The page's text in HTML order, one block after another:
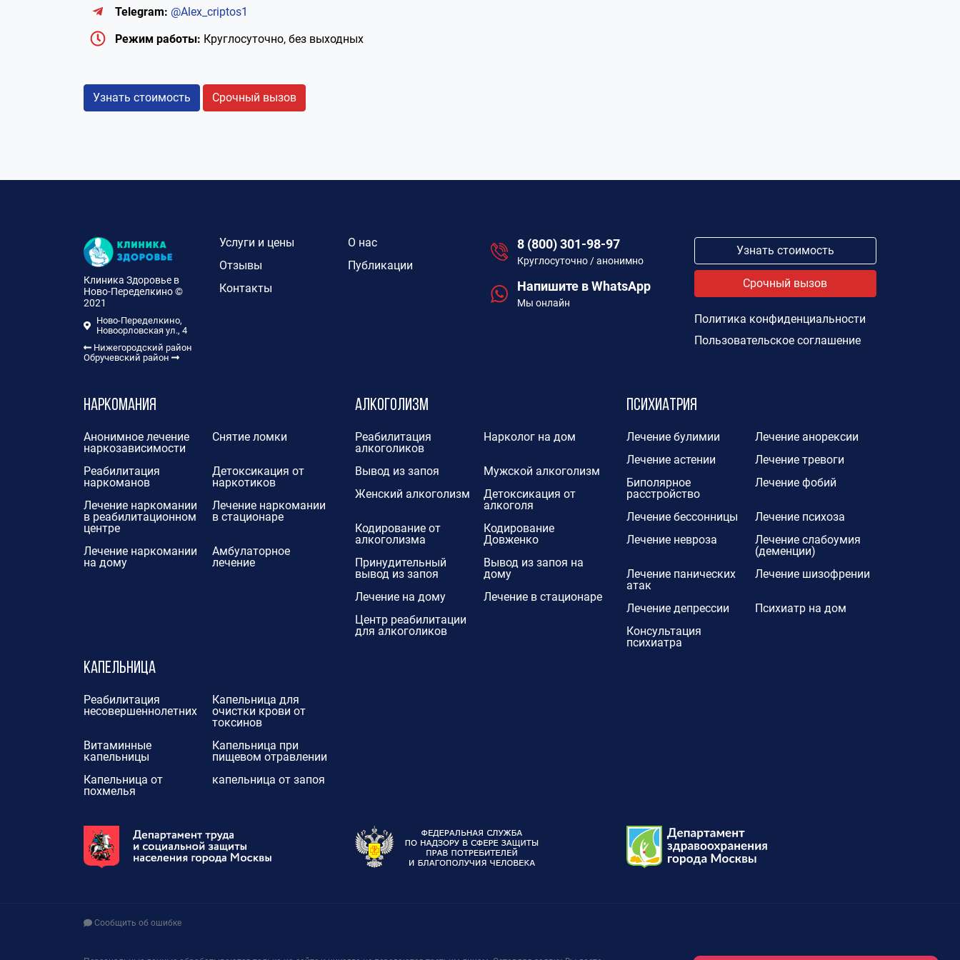
Telegram: @Alex_criptos1
Режим работы: Круглосуточно, без выходных
Узнать стоимость Срочный вызов
Клиника Здоровье в
Ново-Переделкино ©
2021
Ново-Переделкино,
Новоорловская ул., 4
Нижегородский район
Обручевский район
Услуги и цены
О нас
Отзывы
Публикации
Контакты
8 (800) 301-98-97
Круглосуточно / анонимно
Напишите в WhatsApp
Мы онлайн
Узнать стоимость
Срочный вызов
Политика конфиденциальности
Пользовательское соглашение
Наркомания
Анонимное лечение
наркозависимости
Снятие ломки
Реабилитация
наркоманов
Детоксикация от
наркотиков
Лечение наркомании
в реабилитационном
центре
Лечение наркомании
в стационаре
Лечение наркомании
на дому
Амбулаторное
лечение
Алкоголизм
Реабилитация
алкоголиков
Нарколог на дом
Вывод из запоя
Мужской алкоголизм
Женский алкоголизм
Детоксикация от
алкоголя
Кодирование от
алкоголизма
Кодирование
Довженко
Принудительный
вывод из запоя
Вывод из запоя на
дому
Лечение на дому
Лечение в стационаре
Центр реабилитации
для алкоголиков
Психиатрия
Лечение булимии
Лечение анорексии
Лечение астении
Лечение тревоги
Биполярное
расстройство
Лечение фобий
Лечение бессонницы
Лечение психоза
Лечение невроза
Лечение слабоумия
(деменции)
Лечение панических
атак
Лечение шизофрении
Лечение депрессии
Психиатр на дом
Консультация
психиатра
Капельница
Реабилитация
несовершеннолетних
Капельница для
очистки крови от
токсинов
Витаминные
капельницы
Капельница при
пищевом отравлении
Капельница от
похмелья
капельница от запоя
Сообщить об ошибке